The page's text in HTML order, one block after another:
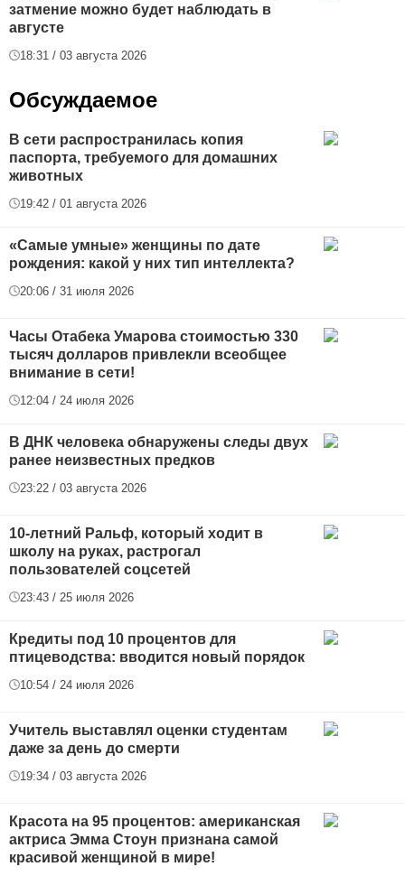
затмение можно будет наблюдать в
августе
18:31 / 03 августа 2026
Обсуждаемое
В сети распространилась копия
паспорта, требуемого для домашних
животных
19:42 / 01 августа 2026
«Самые умные» женщины по дате
рождения: какой у них тип интеллекта?
20:06 / 31 июля 2026
Часы Отабека Умарова стоимостью 330
тысяч долларов привлекли всеобщее
внимание в сети!
12:04 / 24 июля 2026
В ДНК человека обнаружены следы двух
ранее неизвестных предков
23:22 / 03 августа 2026
10-летний Ральф, который ходит в
школу на руках, растрогал
пользователей соцсетей
23:43 / 25 июля 2026
Кредиты под 10 процентов для
птицеводства: вводится новый порядок
10:54 / 24 июля 2026
Учитель выставлял оценки студентам
даже за день до смерти
19:34 / 03 августа 2026
Красота на 95 процентов: американская
актриса Эмма Стоун признана самой
красивой женщиной в мире!